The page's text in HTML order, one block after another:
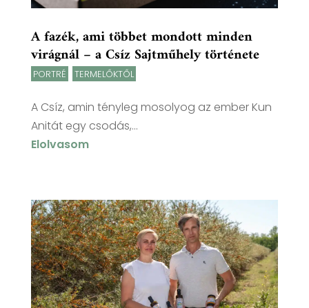
A fazék, ami többet mondott minden
virágnál – a Csíz Sajtműhely története
PORTRÉ TERMELŐKTŐL
A Csíz, amin tényleg mosolyog az ember Kun
Anitát egy csodás,...
Elolvasom